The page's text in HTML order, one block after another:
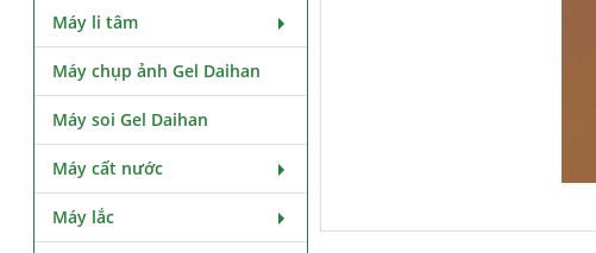
Máy li tâm
Máy chụp ảnh Gel Daihan
Máy soi Gel Daihan
Máy cất nước
Máy lắc